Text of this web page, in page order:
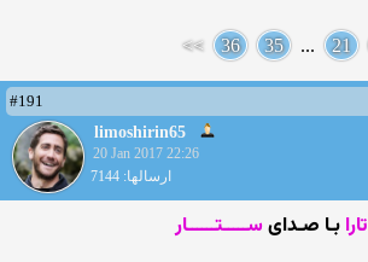
21
...
35
36
>>
#191
limoshirin65
20 Jan 2017 22:26
ارسالها: 7144
تارا بـا صـدایســـــتــــــار